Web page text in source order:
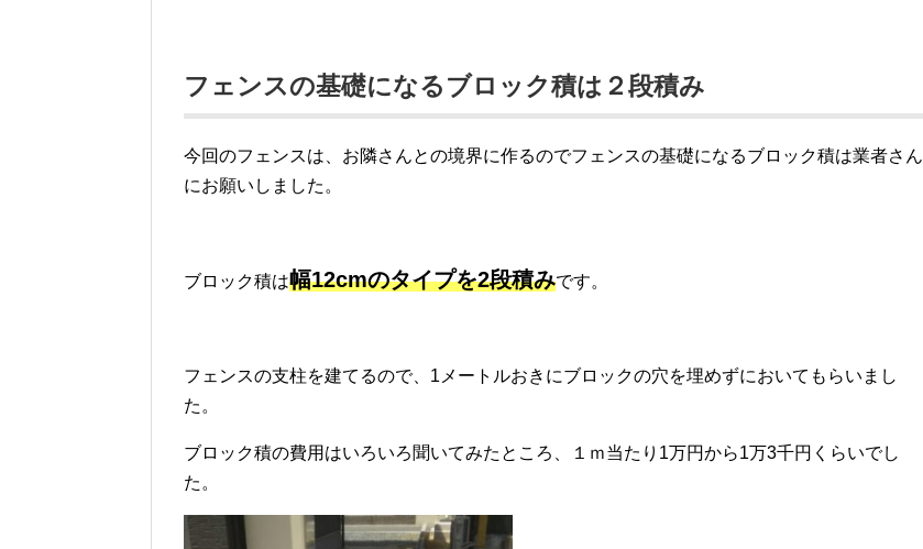
フェンスの基礎になるブロック積は２段積み
今回のフェンスは、お隣さんとの境界に作るのでフェンスの基礎になるブロック積は業者さん
にお願いしました。
ブロック積は幅12cmのタイプを2段積みです。
フェンスの支柱を建てるので、1メートルおきにブロックの穴を埋めずにおいてもらいまし
た。
ブロック積の費用はいろいろ聞いてみたところ、１ｍ当たり1万円から1万3千円くらいでし
た。